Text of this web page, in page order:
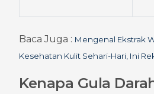
Baca Juga : Mengenal Ekstrak
Kesehatan Kulit Sehari-Hari, Ini
Kenapa Gula